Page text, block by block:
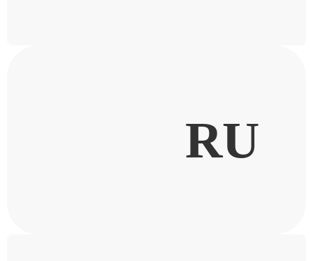
RU